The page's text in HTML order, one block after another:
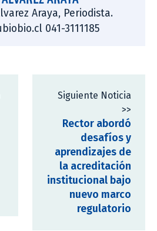
Araya, Periodista.
041-3111185
Siguiente Noticia
>>
Rector abordó
desafíos y
aprendizajes de
la acreditación
institucional bajo
nuevo marco
regulatorio